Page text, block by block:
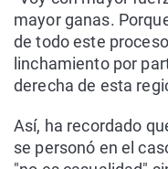
mayor ganas.
de todo este
linchamiento por
derecha de esta
Así, ha recordado
se personó en el